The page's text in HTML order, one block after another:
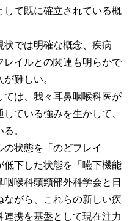
して既に確立されている概
では明確な概念、疾病
イルとの関連も明らかで
難しい。
は、我々耳鼻咽喉科医が
ている強みを生かして、
。
状態を「のどフレイ
低下した状態を「嚥下機能
喉科頭頸部外科学会と日
がら、これらの新しい疾
連携を基盤として現在注力